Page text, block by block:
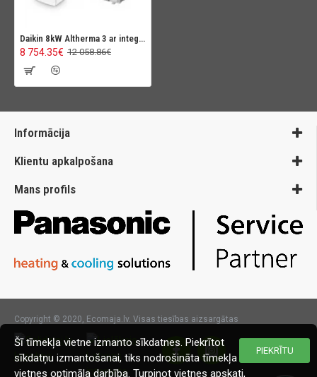
Daikin 8kW Altherma 3 ar integrētu karstā ūdens tvertni 230L
8 754.35€ 12 058.86€
Informācija
Klientu apkalpošana
Mans profils
Copyright © 2020, Ecomaja.lv. Visas tiesības aizsargātas
PIEKRĪTU
Šī tīmekļa vietne izmanto sīkdatnes. Piekrītot
sīkdatņu izmantošanai, tiks nodrošināta tīmekļa
vietnes optimāla darbība. Turpinot vietnes apskati,